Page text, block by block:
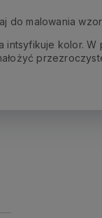
do malowania
kolor.